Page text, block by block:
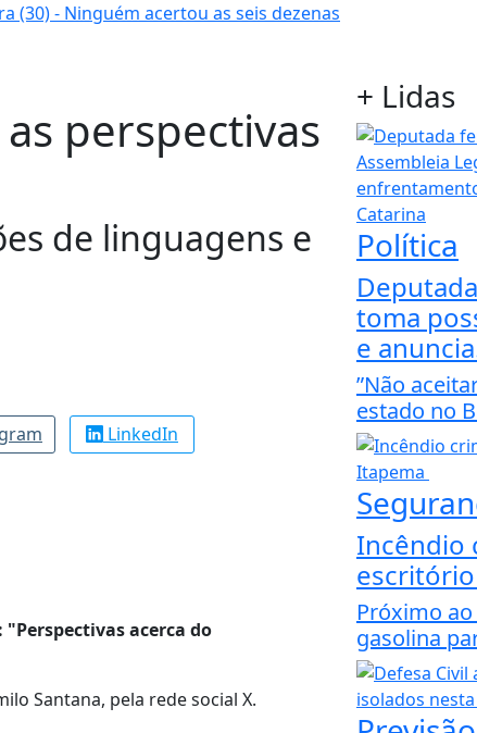
(30) - Ninguém acertou as seis dezenas
perspectivas
de linguagens e
LinkedIn
"Perspectivas acerca do
Santana, pela rede social X.
+ Lidas
Política
toma
e
”Não
estado no
Incêndio
Próximo
gasolina